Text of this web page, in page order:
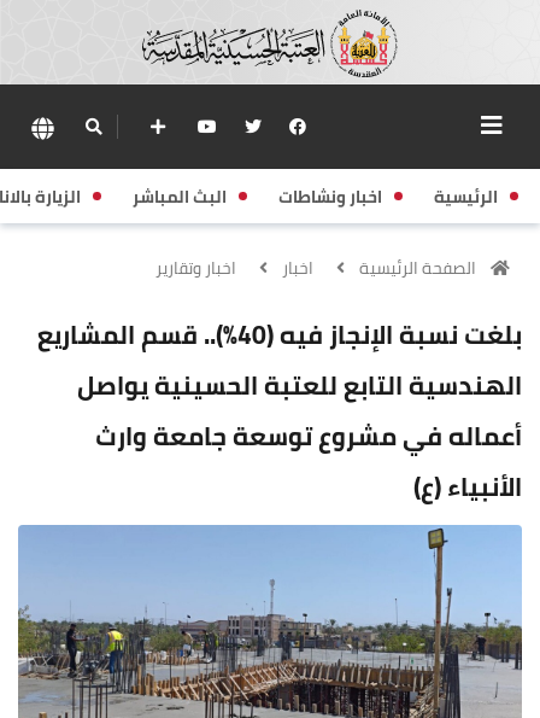
الرئيسية اخبار ونشاطات البث المباشر الزيارة
الصفحة الرئيسية اخبار اخبار وتقارير
بلغت نسبة الإنجاز فيه (40%).. قسم المشاريع
الهندسية التابع للعتبة الحسينية يواصل
أعماله في مشروع توسعة جامعة وارث
الأنبياء (ع)